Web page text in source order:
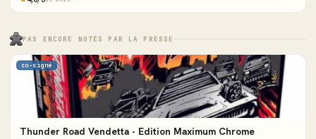
PAS ENCORE NOTÉS PAR LA PRESSE
co-signé
Thunder Road Vendetta - Edition Maximum Chrome